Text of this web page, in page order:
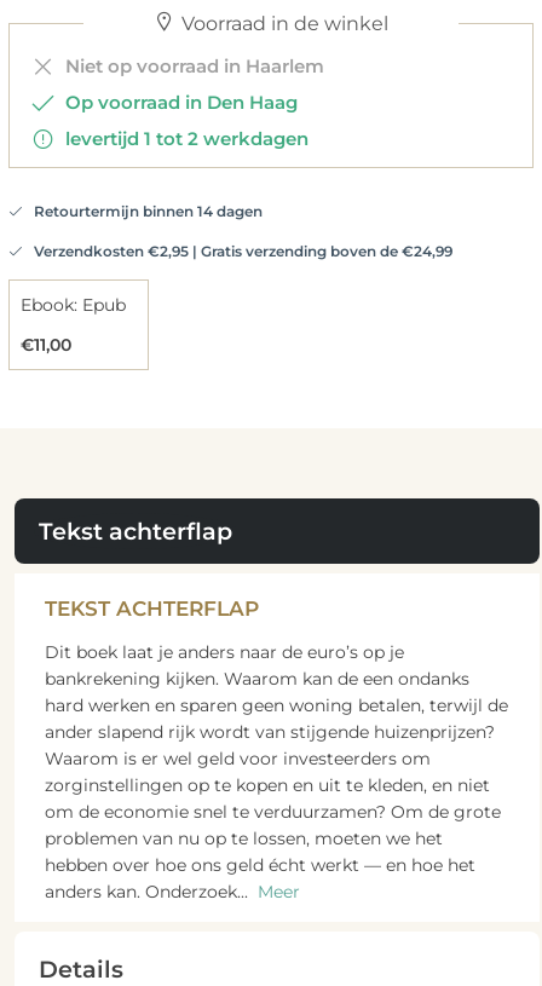
Voorraad in de winkel
Niet op voorraad in Haarlem
Op voorraad in Den Haag
levertijd 1 tot 2 werkdagen
Retourtermijn binnen 14 dagen
Verzendkosten €2,95 | Gratis verzending boven de €24,99
Ebook: Epub
€11,00
Tekst achterflap
TEKST ACHTERFLAP
Dit boek laat je anders naar de euro’s op je
bankrekening kijken. Waarom kan de een ondanks
hard werken en sparen geen woning betalen, terwijl de
ander slapend rijk wordt van stijgende huizenprijzen?
Waarom is er wel geld voor investeerders om
zorginstellingen op te kopen en uit te kleden, en niet
om de economie snel te verduurzamen? Om de grote
problemen van nu op te lossen, moeten we het
hebben over hoe ons geld écht werkt — en hoe het
anders kan. Onderzoek... Meer
Details